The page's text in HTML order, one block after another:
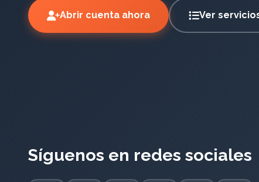
Abrir cuenta ahora Ver
Síguenos en redes sociales